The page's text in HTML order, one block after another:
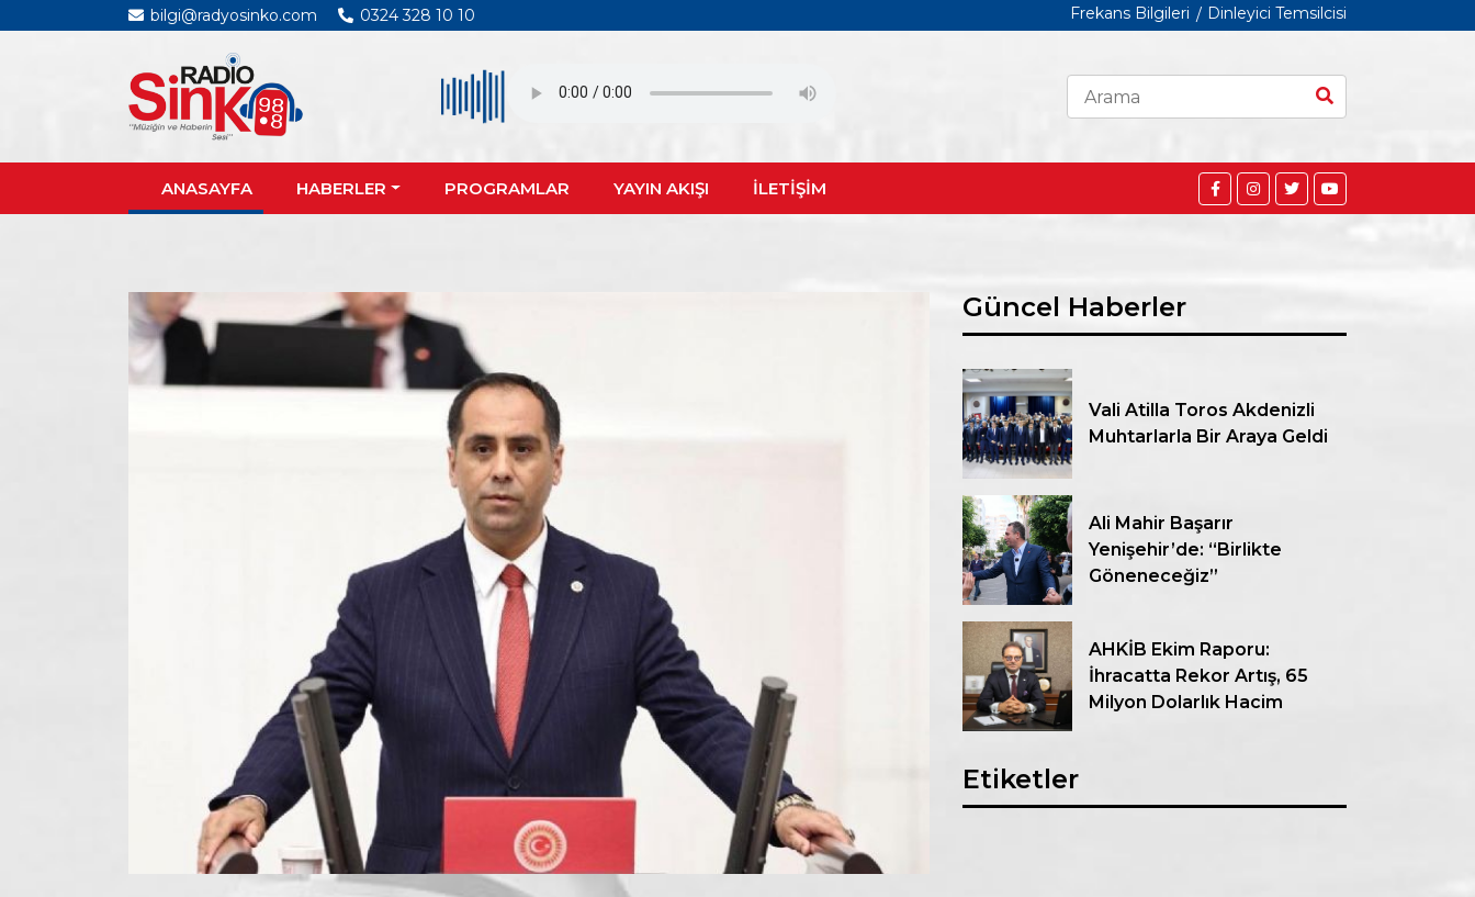
bilgi@radyosinko.com 0324 328 10 10 Frekans Bilgileri Dinleyici Temsilcisi
ANASAYFA HABERLER PROGRAMLAR YAYIN AKIŞI İLETİŞİM
Güncel Haberler
Vali Atilla Toros Akdenizli
Muhtarlarla Bir Araya Geldi
Ali Mahir Başarır
Yenişehir’de: “Birlikte
Göneneceğiz”
AHKİB Ekim Raporu:
İhracatta Rekor Artış, 65
Milyon Dolarlık Hacim
Etiketler